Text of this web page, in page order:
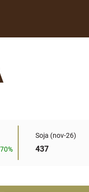
Soja (nov-26)
437